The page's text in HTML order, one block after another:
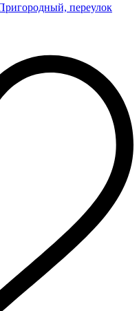
переулок